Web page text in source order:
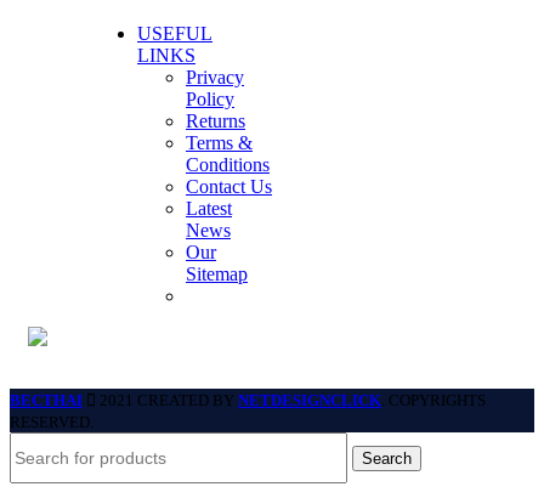
USEFUL
LINKS
Privacy
Policy
Returns
Terms &
Conditions
Contact Us
Latest
News
Our
Sitemap
BECTHAI 2021 CREATED BY NETDESIGNCLICK. COPYRIGHTS
RESERVED.
Search